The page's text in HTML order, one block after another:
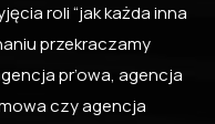
roli “jak każda inna
przekraczamy
pr’owa, agencja
czy agencja